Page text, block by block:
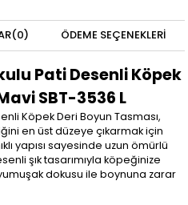
(0) ÖDEME SEÇENEKLERI
Pati Desenli Köpek
SBT-3536 L
Köpek Deri Boyun Tasması,
en üst düzeye çıkarmak için
yapısı sayesinde uzun ömürlü
şık tasarımıyla köpeğinize
dokusu ile boynuna zarar